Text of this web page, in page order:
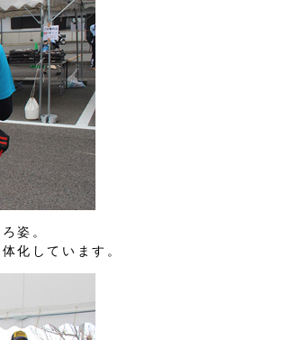
姿。
化しています。